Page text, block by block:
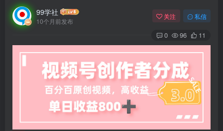
99学社
10个月前发布
关注 私信
0 96 11